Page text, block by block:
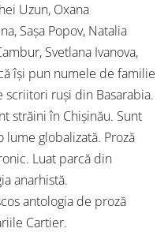
Uzun, Oxana
Sașa Popov, Natalia
Svetlana Ivanova,
își pun numele de familie
scriitori ruși din Basarabia.
străini în Chișinău. Sunt
lume globalizată. Proză
Luat parcă din
anarhistă.
antologia de proză
Cartier.